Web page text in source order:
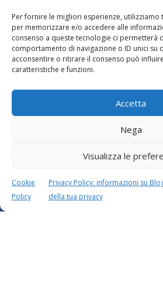
Per fornire le migliori esperienze, utilizziamo
per memorizzare e/o accedere alle
consenso a queste tecnologie ci permetterà
comportamento di navigazione o ID unici su
acconsentire o ritirare il consenso può
caratteristiche e funzioni.
Accetta
Nega
Visualizza le
Cookie
Policy
Privacy Policy: informazioni su
della tua privacy
Vaccini
Festa della mamma:
d’auguri, filastrocche